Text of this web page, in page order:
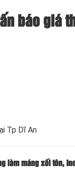
báo giá
Tp Dĩ An
làm máng xối tôn,